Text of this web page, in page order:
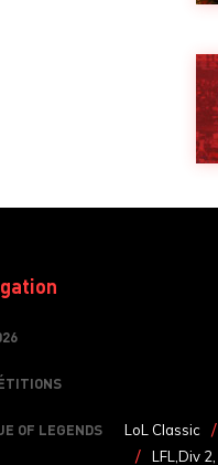
OF LEGENDS LoL Classic
LFL,Div